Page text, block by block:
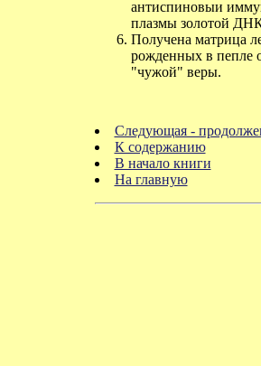
антиспиновыи
плазмы золотой
Получена матрица
рожденных в пепле
"чужой" веры.
Следующая -
К содержанию
В начало книги
На главную